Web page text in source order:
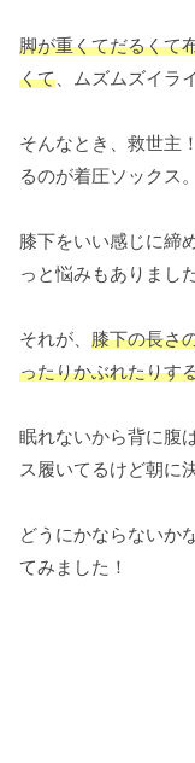
脚が重くてだるくて
くて 、ムズムズイラ
そんなとき、救世主
るのが着圧ソックス。
膝下をいい感じに締
っと悩みもありました
それが、 膝下の長さ
ったりかぶれたりす
眠れないから背に腹
ス履いてるけど朝に
どうにかならないか
てみました！